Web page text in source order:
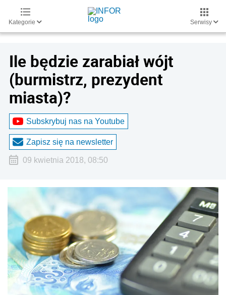
Kategorie Serwisy
Ile będzie zarabiał wójt
(burmistrz, prezydent
miasta)?
Subskrybuj nas na Youtube
Zapisz się na newsletter
09 kwietnia 2018, 08:50